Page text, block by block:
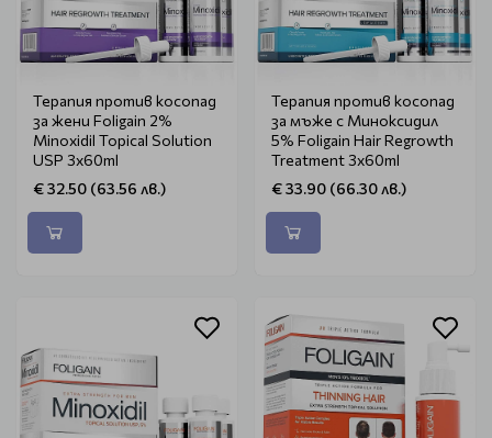
Терапия против косопад
за жени Foligain 2%
Minoxidil Topical Solution
USP 3x60ml
€ 32.50 (63.56 лв.)
Терапия против косопад
за мъже с Миноксидил
5% Foligain Hair Regrowth
Treatment 3x60ml
€ 33.90 (66.30 лв.)